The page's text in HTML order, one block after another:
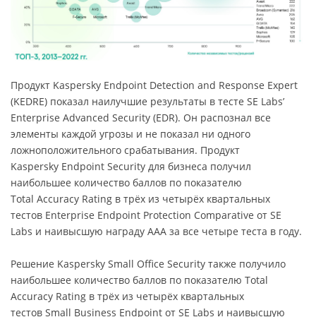
Продукт Kaspersky Endpoint Detection and Response Expert
(KEDRE) показал наилучшие результаты в тесте SE Labs’
Enterprise Advanced Security (EDR). Он распознал все
элементы каждой угрозы и не показал ни одного
ложноположительного срабатывания. Продукт
Kaspersky Endpoint Security для бизнеса получил
наибольшее количество баллов по показателю
Total Accuracy Rating в трёх из четырёх квартальных
тестов Enterprise Endpoint Protection Comparative от SE
Labs и наивысшую награду ААА за все четыре теста в году.
Решение Kaspersky Small Office Security также получило
наибольшее количество баллов по показателю Total
Accuracy Rating в трёх из четырёх квартальных
тестов Small Business Endpoint от SE Labs и наивысшую